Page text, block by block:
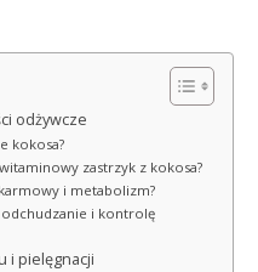
odżywcze
kokosa?
zastrzyk z kokosa?
i metabolizm?
odchudzanie i kontrolę
i pielęgnacji